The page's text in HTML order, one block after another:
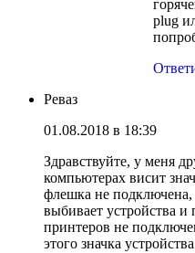
plug
Реваз
01.08.2018 в 18:39
Здравствуйте, у меня
компьютерах висит
флешка не подключена,
выбивает устройства
принтеров не
этого значка